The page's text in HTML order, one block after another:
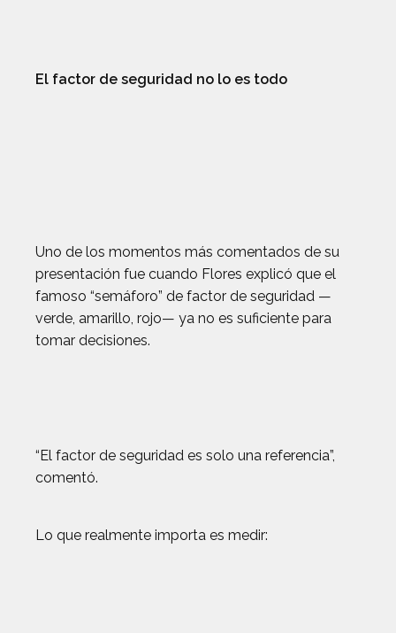
El factor de seguridad no lo es todo
Uno de los momentos más comentados de su
presentación fue cuando Flores explicó que el
famoso “semáforo” de factor de seguridad —
verde, amarillo, rojo— ya no es suficiente para
tomar decisiones.
“El factor de seguridad es solo una referencia”,
comentó.
Lo que realmente importa es medir: